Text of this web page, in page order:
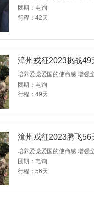
团期：电询
行程：42天
漳州戎征2023挑战49
培养爱党爱国的使命感 增强
团期：电询
行程：49天
漳州戎征2023腾飞56
培养爱党爱国的使命感 增强
团期：电询
行程：56天